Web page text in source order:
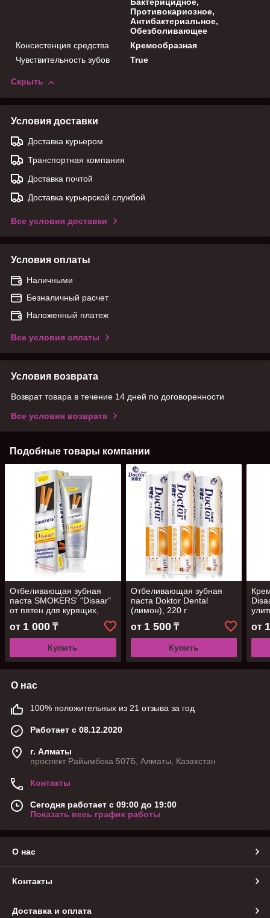
Бактерицидное,
Противокариозное,
Антибактериальное,
Обезболивающее
Консистенция средства
Кремообразная
Чувствительность зубов
True
Скрыть
Условия доставки
Доставка курьером
Транспортная компания
Доставка почтой
Доставка курьерской службой
Все условия доставки
Условия оплаты
Наличными
Безналичный расчет
Наложенный платеж
Все условия оплаты
Условия возврата
Возврат товара в течение 14 дней по договоренности
Все условия возврата
Подобные товары компании
Отбеливающая зубная
паста SMOKERS' "Disaar"
от пятен для курящих,
от 1 000 ₸
Купить
Отбеливающая зубная
паста Doktor Dental
(лимон), 220 г
от 1 500₸
Купить
от
О нас
100% положительных из 21 отзыва за год
Работает с 08.12.2020
г. Алматы
проспект Райымбека 507Б, Алматы, Казахстан
Контакты
Сегодня работает с 09:00 до 19:00
Показать весь график работы
О нас
Контакты
Доставка и оплата